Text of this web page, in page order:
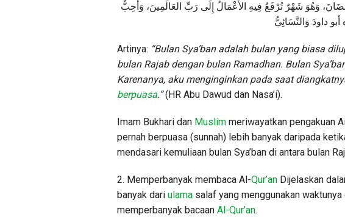
وَهُوَ شَهْرٌ تُرْفَعُ فِيهِ الأَعْمَالُ إِلَى رَبِّ العَالَمِينَ، وَأُحِبُّ
أبو داودَ وَالنَّسَائِيُّ
Artinya: “Bulan Sya’ban adalah bulan yang biasa
bulan Rajab dengan bulan Ramadhan. Bulan
Karenanya, aku menginginkan pada saat
berpuasa.”(HR Abu Dawud dan Nasa’i).
Imam Bukhari dan Muslim meriwayatkan pengakuan
pernah berpuasa (sunnah) lebih banyak daripada
mendasari kemuliaan bulan Sya’ban di antara bulan
2. Memperbanyak membaca Al-Qur’an Dijelaskan
banyak dari ulama salaf yang menggunakan waktunya
memperbanyak bacaan Al-Qur’an.